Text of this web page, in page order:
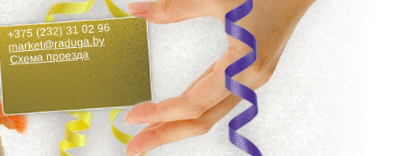
+375 (232) 31 02 96
market@raduga.by
Схема проезда